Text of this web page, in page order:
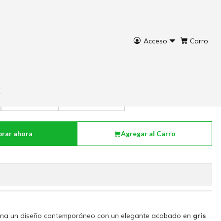
Acceso Carro
Agregar al Carro
ahora
un diseño contemporáneo con un elegante acabado en gris